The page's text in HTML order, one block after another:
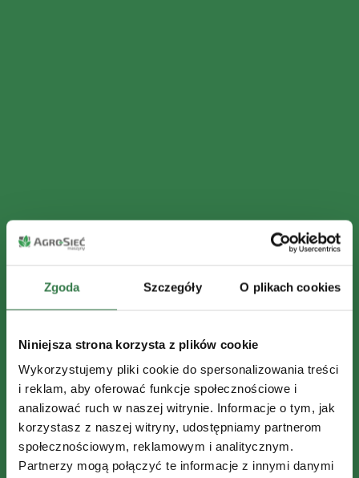
Zgoda Szczegóły O plikach cookies
Niniejsza strona korzysta z plików cookie
Wykorzystujemy pliki cookie do spersonalizowania treści
i reklam, aby oferować funkcje społecznościowe i
analizować ruch w naszej witrynie. Informacje o tym, jak
korzystasz z naszej witryny, udostępniamy partnerom
społecznościowym, reklamowym i analitycznym.
Partnerzy mogą połączyć te informacje z innymi danymi